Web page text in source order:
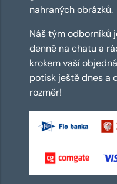
nahraných obrázků.
Náš tým odborníků
denně na chatu a
krokem vaší
potisk ještě dnes a
rozměr!